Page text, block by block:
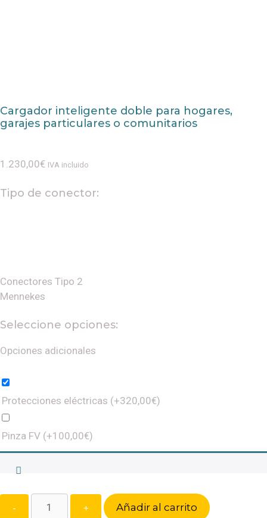
Cargador inteligente doble para hogares,
garajes particulares o comunitarios
1.230,00€ IVA incluido
Tipo de conector:
Conectores Tipo 2
Mennekes
Seleccione opciones:
Opciones adicionales
Protecciones eléctricas (+320,00€)
Pinza FV (+100,00€)
Quantity
Añadir al carrito